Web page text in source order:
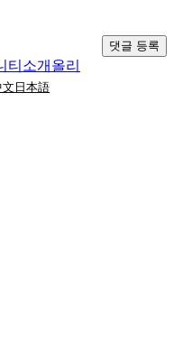
댓글 등록
티 소개 올리
日本語